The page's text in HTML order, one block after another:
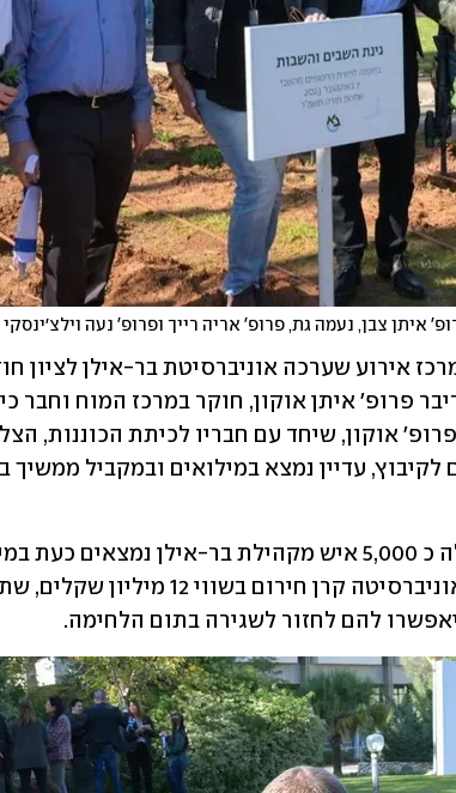
איתן צבן, נעמה גת, פרופ' אריה רייך ופרופ' נעה וילצ׳ינסקי
להם לחזור לשגירה בתום הלחימה.